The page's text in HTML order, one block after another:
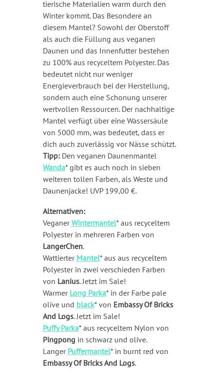
tierische Materialien warm durch den
Winter kommt. Das Besondere an
diesem Mantel? Sowohl der Oberstoff
als auch die Füllung aus veganen
Daunen und das Innenfutter bestehen
zu 100% aus recyceltem Polyester. Das
bedeutet nicht nur weniger
Energieverbrauch bei der Herstellung,
sondern auch eine Schonung unserer
wertvollen Ressourcen. Der nachhaltige
Mantel verfügt über eine Wassersäule
von 5000 mm, was bedeutet, dass er
dich auch zuverlässig vor Nässe schützt.
Tipp:Den veganen Daunenmantel
Wanda* gibt es auch noch in sieben
weiteren tollen Farben, als Weste und
Daunenjacke! UVP 199,00 €.
Alternativen:
VeganerWintermantel* aus recyceltem
Polyester in mehreren Farben von
LangerChen.
Wattierter Mantel* aus aus recyceltem
Polyester in zwei verschieden Farben
von Lanius. Jetzt im Sale!
Warmer Long Parka* in der Farbe pale
olive und black* von Embassy Of Bricks
And Logs. Jetzt im Sale!
Puffy Parka* aus recyceltem Nylon von
Pingpong in schwarz und olive.
Langer Puffermantel* in burnt red von
Embassy Of Bricks And Logs.